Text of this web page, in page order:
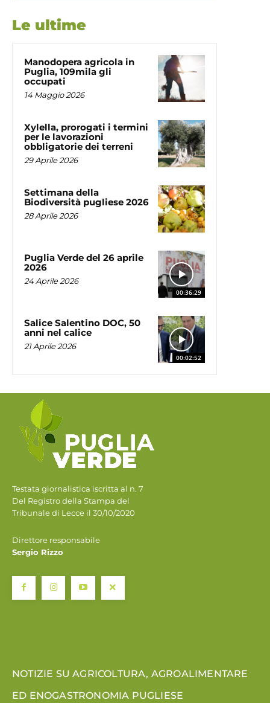
Le ultime
Manodopera agricola in
Puglia, 109mila gli
occupati
14 Maggio 2026
Xylella, prorogati i termini
per le lavorazioni
obbligatorie dei terreni
29 Aprile 2026
Settimana della
Biodiversità pugliese 2026
28 Aprile 2026
00:36:29
Puglia Verde del 26 aprile
2026
24 Aprile 2026
00:02:52
Salice Salentino DOC, 50
anni nel calice
21 Aprile 2026
Testata giornalistica iscritta al n. 7
Del Registro della Stampa del
Tribunale di Lecce il 30/10/2020
Direttore responsabile
Sergio Rizzo
NOTIZIE SU AGRICOLTURA, AGROALIMENTARE
ED ENOGASTRONOMIA PUGLIESE